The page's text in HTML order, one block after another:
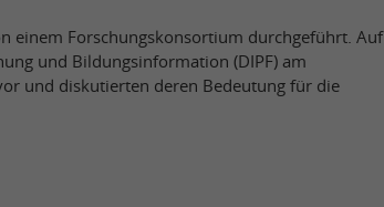
einem Forschungskonsortium durchgeführt. Auf
und Bildungsinformation (DIPF) am
und diskutierten deren Bedeutung für die